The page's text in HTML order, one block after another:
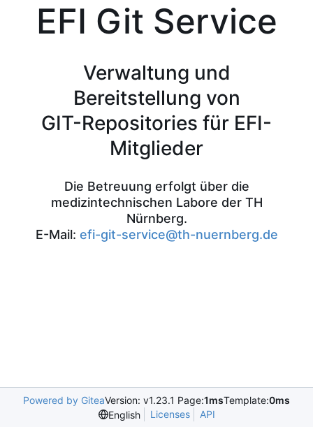
EFI Git Service
Verwaltung und
Bereitstellung von
GIT-Repositories für EFI-
Mitglieder
Die Betreuung erfolgt über die
medizintechnischen Labore der TH
Nürnberg.
E-Mail: efi-git-service@th-nuernberg.de
Powered by GiteaVersion: v1.23.1 Page:1msTemplate:0ms
English
Licenses API